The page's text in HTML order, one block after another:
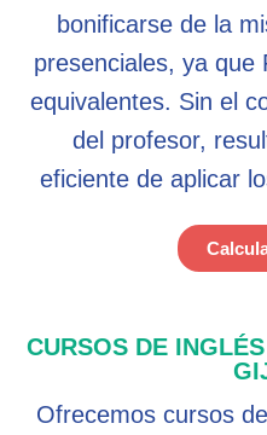
bonificarse de la
presenciales, ya que
equivalentes. Sin el
del profesor,
eficiente de aplicar
CURSOS DE
Ofrecemos cursos